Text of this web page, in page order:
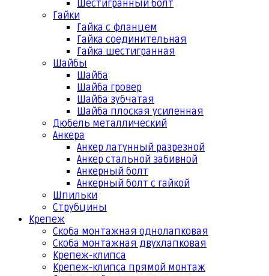
Шестигранный болт
Гайки
Гайка с фланцем
Гайка соединительная
Гайка шестигранная
Шайбы
Шайба
Шайба гровер
Шайба зубчатая
Шайба плоская усиленная
Дюбель металлический
Анкера
Анкер латунный разрезной
Анкер стальной забивной
Анкерный болт
Анкерный болт с гайкой
Шпильки
Струбцины
Крепеж
Скоба монтажная однолапковая
Скоба монтажная двухлапковая
Крепеж-клипса
Крепеж-клипса прямой монтаж